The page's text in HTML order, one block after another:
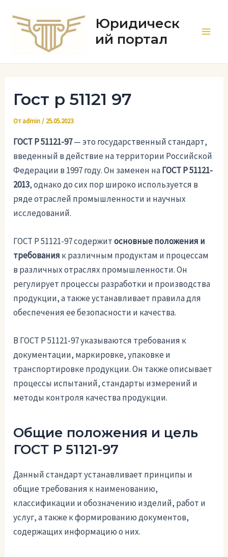
содержимому
Юридическ
ий портал
Гост р 51121 97
Отadmin/ 25.05.2023
ГОСТ Р 51121-97— это государственный стандарт,
введенный в действие на территории Российской
Федерации в 1997 году. Он заменен наГОСТ Р 51121-
2013, однако до сих пор широко используется в
ряде отраслей промышленности и научных
исследований.
ГОСТ Р 51121-97 содержитосновные положения и
требования к различным продуктам и процессам
в различных отраслях промышленности. Он
регулирует процессы разработки и производства
продукции, а также устанавливает правила для
обеспечения ее безопасности и качества.
В ГОСТ Р 51121-97 указываются требования к
документации, маркировке, упаковке и
транспортировке продукции. Он также описывает
процессы испытаний, стандарты измерений и
методы контроля качества продукции.
Общие положения и цель
ГОСТ Р 51121-97
Данный стандарт устанавливает принципы и
общие требования к наименованию,
классификации и обозначению изделий, работ и
услуг, а также к формированию документов,
содержащих информацию о них.